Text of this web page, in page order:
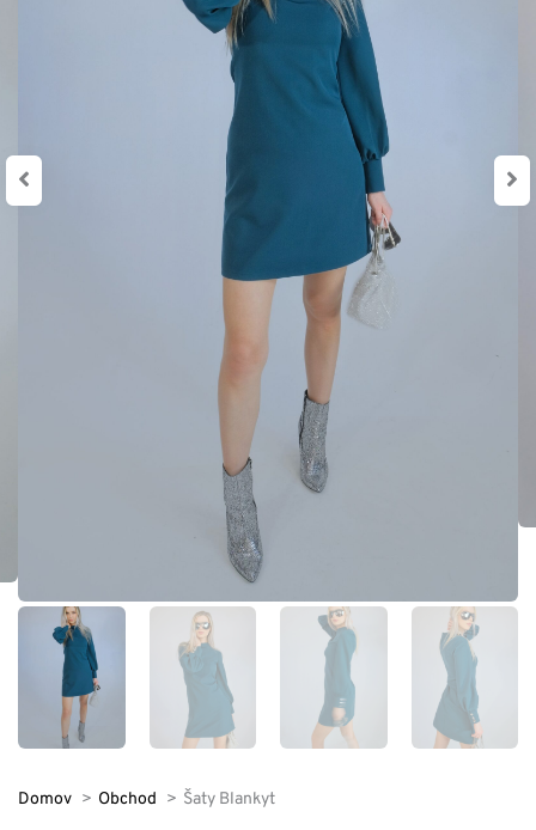
Domov Obchod Šaty Blankyt